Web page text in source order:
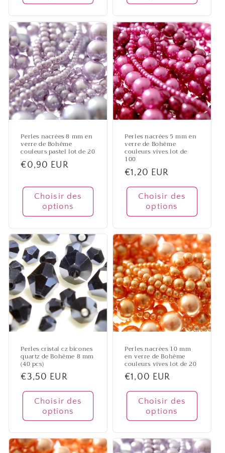
Perles nacrées 8 mm en
verre de Bohême
couleurs pastel lot de 20
Prix
€0,90 EUR
Choisir des
options
Perles nacrées 5 mm en
verre de Bohême
couleurs vives lot de
100
Prix
habituel
€1,20 EUR
Choisir des
options
Perles cristal cz bicones
quartz de Bohême 8 mm
(40 pcs)
Prix
habituel
€3,50 EUR
Choisir des
options
Perles nacrées 10 mm
en verre de Bohême
couleurs vives lot de 20
Prix
habituel
€1,00 EUR
Choisir des
options